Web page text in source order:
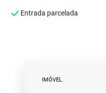
Entrada parcelada
IMÓVEL